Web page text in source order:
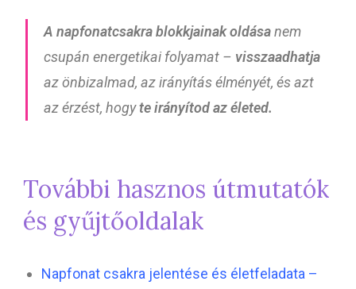
A napfonatcsakra blokkjainak oldásanem
csupán energetikai folyamat – visszaadhatja
az önbizalmad, az irányítás élményét, és azt
az érzést, hogyte irányítod az életed.
További hasznos útmutatók
és gyűjtőoldalak
Napfonat csakra jelentése és életfeladata –